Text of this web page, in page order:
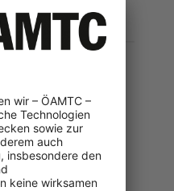
ich mich
Pedalen